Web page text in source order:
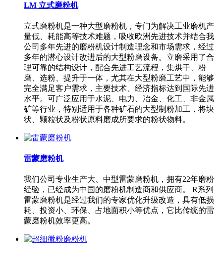
LM 立式磨粉机
立式磨粉机是一种大型磨粉机，专门为解决工业磨机产
量低、耗能高等技术难题，吸收欧洲先进技术并结合我
公司多年先进的磨粉机设计制造理念和市场需求，经过
多年的潜心设计改进后的大型粉磨设备。立磨采用了合
理可靠的结构设计，配合先进工艺流程，集烘干、粉
磨、选粉、提升于一体，尤其在大型粉磨工艺中，能够
完全满足客户需求，主要技术、经济指标达到国际先进
水平。可广泛应用于水泥、电力、冶金、化工、非金属
矿等行业，特别适用于各种矿石的大型制粉加工，将块
状、颗粒状及粉状原料磨成所要求的粉状物料。
雷蒙磨粉机
我们公司专业生产大、中型雷蒙磨粉机，拥有22年磨粉
经验，已经成为中国的磨粉机制造商和供应商。 R系列
雷蒙磨粉机是经过我们的专家优化升级改造，具有低损
耗、投资小、环保、占地面积小等优点，它比传统的雷
蒙磨粉机效率更高。